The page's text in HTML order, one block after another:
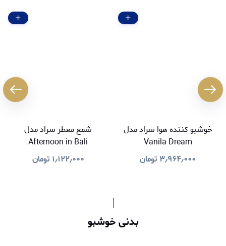
خوشبو کننده هوا سراد مدل
Vanila Dream
۳٫۹۶۴٫۰۰۰ تومان
شمع معطر سراد مدل
Afternoon in Bali
۱٫۱۲۲٫۰۰۰ تومان
بدنی خوشبو